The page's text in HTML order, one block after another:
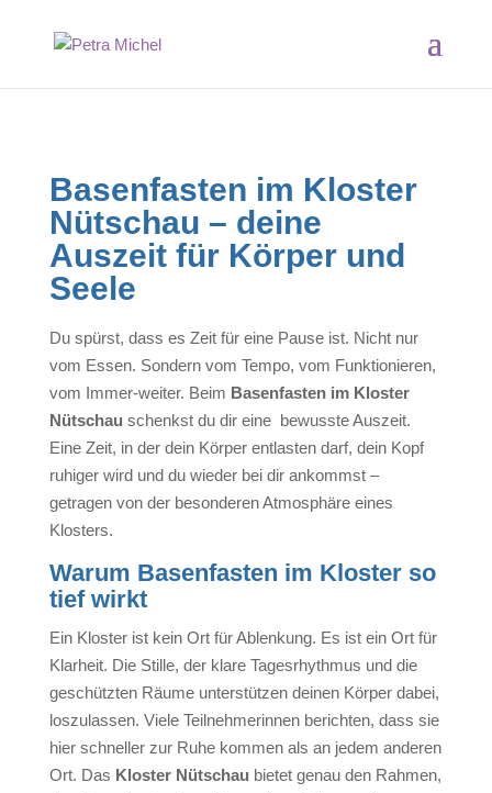
Basenfasten im Kloster
Nütschau – deine
Auszeit für Körper und
Seele
Du spürst, dass es Zeit für eine Pause ist. Nicht nur
vom Essen. Sondern vom Tempo, vom Funktionieren,
vom Immer-weiter. Beim Basenfasten im Kloster
Nütschau schenkst du dir eine bewusste Auszeit.
Eine Zeit, in der dein Körper entlasten darf, dein Kopf
ruhiger wird und du wieder bei dir ankommst –
getragen von der besonderen Atmosphäre eines
Klosters.
Warum Basenfasten im Kloster so
tief wirkt
Ein Kloster ist kein Ort für Ablenkung. Es ist ein Ort für
Klarheit. Die Stille, der klare Tagesrhythmus und die
geschützten Räume unterstützen deinen Körper dabei,
loszulassen. Viele Teilnehmerinnen berichten, dass sie
hier schneller zur Ruhe kommen als an jedem anderen
Ort. Das Kloster Nütschau bietet genau den Rahmen,